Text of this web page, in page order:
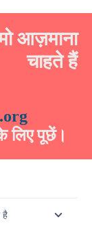
आज़माना
चाहते हैं
लिए पूछें।
है